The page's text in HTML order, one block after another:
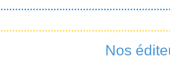
Nos